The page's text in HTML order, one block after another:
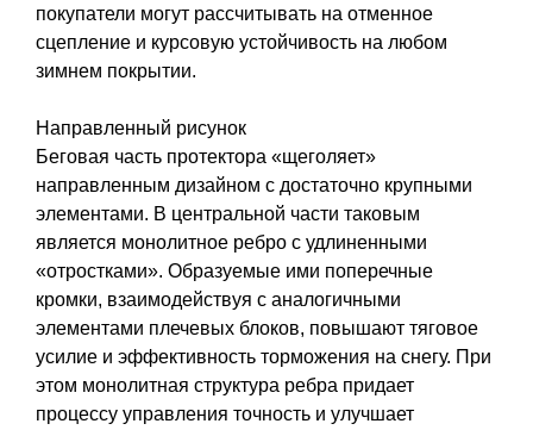
покупатели могут рассчитывать на отменное
сцепление и курсовую устойчивость на любом
зимнем покрытии.
Направленный рисунок
Беговая часть протектора «щеголяет»
направленным дизайном с достаточно крупными
элементами. В центральной части таковым
является монолитное ребро с удлиненными
«отростками». Образуемые ими поперечные
кромки, взаимодействуя с аналогичными
элементами плечевых блоков, повышают тяговое
усилие и эффективность торможения на снегу. При
этом монолитная структура ребра придает
процессу управления точность и улучшает